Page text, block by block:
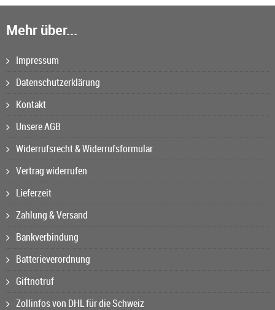
Mehr über...
Impressum
Datenschutzerklärung
Kontakt
Unsere AGB
Widerrufsrecht & Widerrufsformular
Vertrag widerrufen
Lieferzeit
Zahlung & Versand
Bankverbindung
Batterieverordnung
Giftnotruf
Zollinfos von DHL für die Schweiz